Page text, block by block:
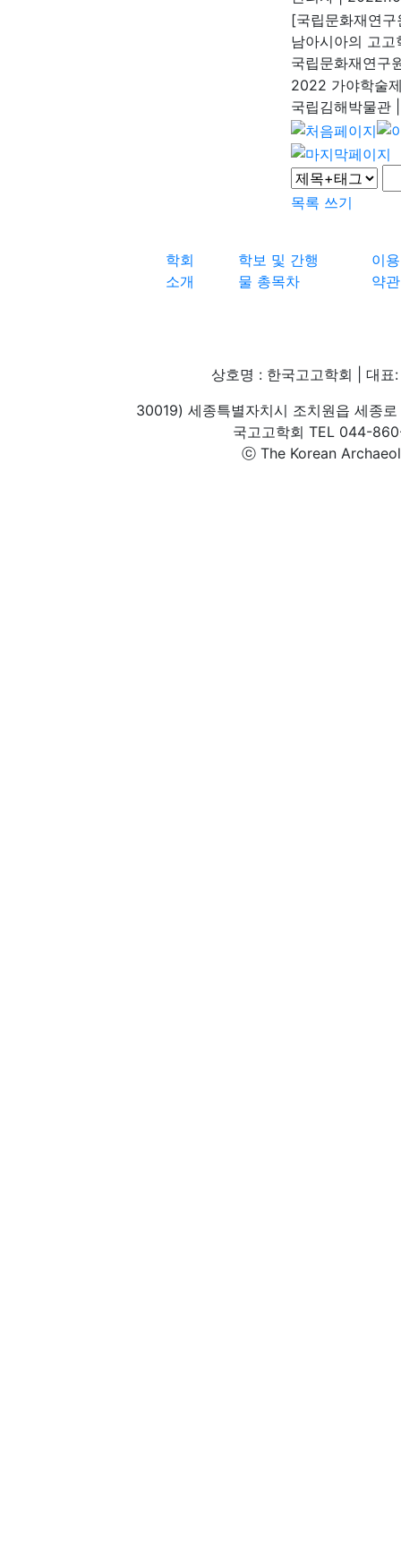
[국립문화재연
남아시아의 고
국립문화재연구
2022 가야학술
국립김해박물관
목록 쓰기
학회
소개
학보 및 간행
물 총목차
이용
약관
상호명 : 한국고고학회 | 대
30019) 세종특별자치시 조치원읍 세종
국고고학회 TEL 044-
ⓒ The Korean